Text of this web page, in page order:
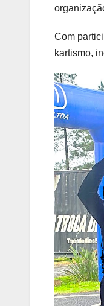
Com
kartismo,